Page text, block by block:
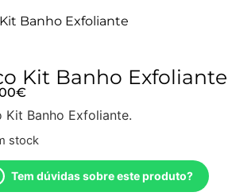
Banho Exfoliante
Kit Banho Exfoliante
€
Kit Banho Exfoliante.
stock
Tem dúvidas sobre este produto?